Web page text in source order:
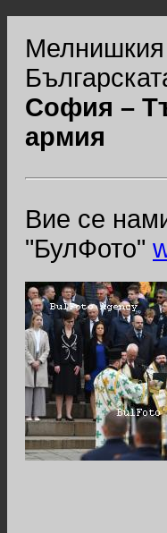
Мелнишкия
София –
армия
Вие се
"БулФото"